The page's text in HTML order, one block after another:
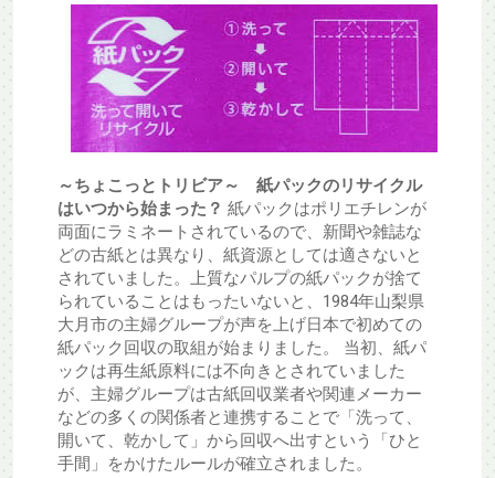
～ちょこっとトリビア～ 紙パックのリサイクル
はいつから始まった？ 紙パックはポリエチレンが
両面にラミネートされているので、新聞や雑誌な
どの古紙とは異なり、紙資源としては適さないと
されていました。上質なパルプの紙パックが捨て
られていることはもったいないと、1984年山梨県
大月市の主婦グループが声を上げ日本で初めての
紙パック回収の取組が始まりました。 当初、紙パ
ックは再生紙原料には不向きとされていました
が、主婦グループは古紙回収業者や関連メーカー
などの多くの関係者と連携することで「洗って、
開いて、乾かして」から回収へ出すという「ひと
手間」をかけたルールが確立されました。